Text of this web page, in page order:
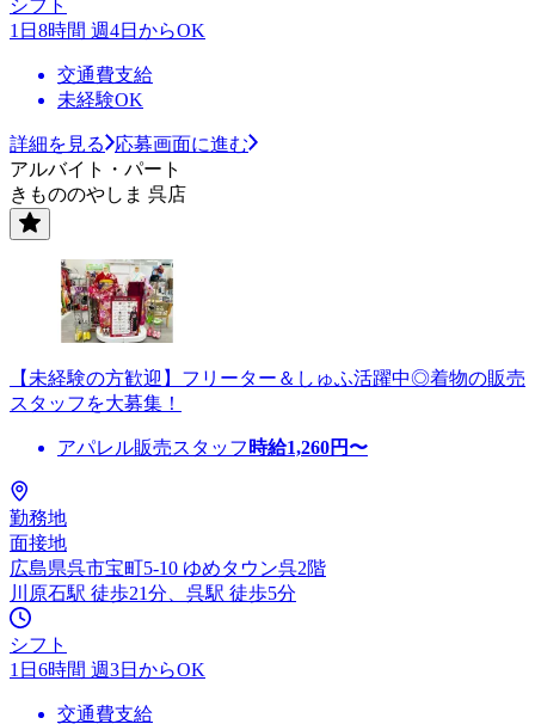
シフト
1日8時間 週4日からOK
交通費支給
未経験OK
詳細を見る
応募画面に進む
アルバイト・パート
きもののやしま 呉店
【未経験の方歓迎】フリーター＆しゅふ活躍中◎着物の販売
スタッフを大募集！
アパレル販売スタッフ 時給1,260円〜
勤務地
面接地
広島県呉市宝町5-10 ゆめタウン呉2階
川原石駅 徒歩21分、呉駅 徒歩5分
シフト
1日6時間 週3日からOK
交通費支給